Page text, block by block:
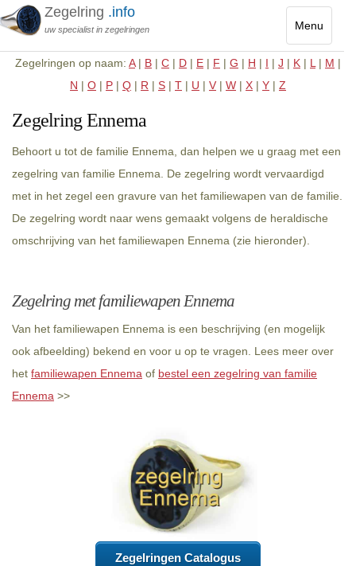
Menu
Toggle
Zegelring .info
uw specialist in zegelringen
Zegelringen op naam: A| B | C | D | E | F | G | H | I | J | K | L | M |
N | O | P | Q | R | S | T | U | V | W | X | Y | Z
Zegelring Ennema
Behoort u tot de familie Ennema, dan helpen we u graag met een
zegelring van familie Ennema. De zegelring wordt vervaardigd
met in het zegel een gravure van het familiewapen van de familie.
De zegelring wordt naar wens gemaakt volgens de heraldische
omschrijving van het familiewapen Ennema (zie hieronder).
Zegelring met familiewapen Ennema
Van het familiewapen Ennema is een beschrijving (en mogelijk
ook afbeelding) bekend en voor u op te vragen. Lees meer over
het familiewapen Ennema of bestel een zegelring van familie
Ennema >>
Zegelringen Catalogus